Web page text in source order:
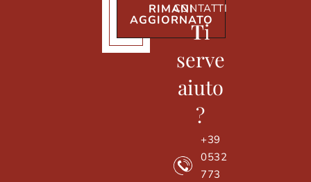
RIMANI
AGGIORNATO
CONTATTI
Ti
serve
aiuto
?
+39
0532
773